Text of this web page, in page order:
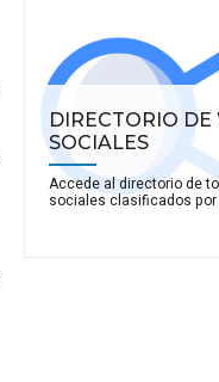
DIRECTORIO DE
SOCIALES
Accede al directorio de
sociales clasificados